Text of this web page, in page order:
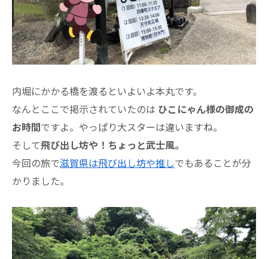
内堀にかかる橋を渡るといよいよ本丸です。
なんとここで掲示されていたのは ひこにゃん様の御成の
お時間ですよ。やっぱり大スターは違いますね。
そして飛び出し坊や！ちょっと武士風。
今回の旅で滋賀県は飛び出し坊や推しでもあることが分
かりました。